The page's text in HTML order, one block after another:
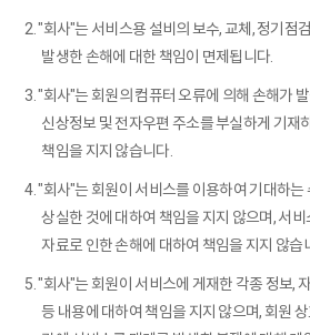
2. "회사"는 서비스용 설비의 보수, 교체, 정기점
발생한 손해에 대한 책임이 면제됩니다.
3. "회사"는 회원의 컴퓨터 오류에 의해 손해가
신상정보 및 전자우편 주소를 부실하게 기재
책임을 지지 않습니다.
4. "회사"는 회원이 서비스를 이용하여 기대하는
상실한 것에 대하여 책임을 지지 않으며, 서
자료로 인한 손해에 대하여 책임을 지지 않습
5. "회사"는 회원이 서비스에 게재한 각종 정보,
등 내용에 대하여 책임을 지지 않으며, 회원